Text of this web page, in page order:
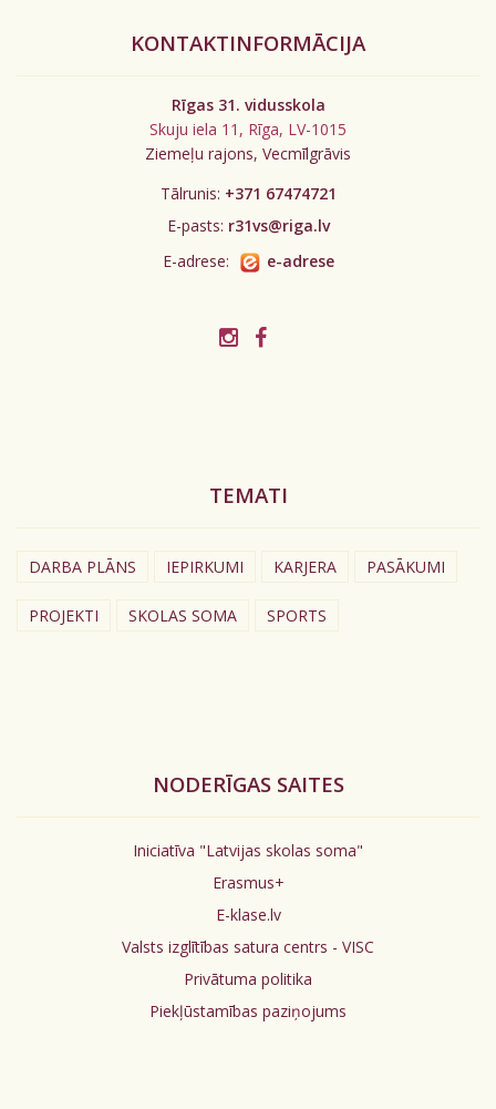
KONTAKTINFORMĀCIJA
Rīgas 31. vidusskola
Skuju iela 11, Rīga, LV-1015
Ziemeļu rajons, Vecmīlgrāvis
Tālrunis: +371 67474721
E-pasts: r31vs@riga.lv
E-adrese:
e-adrese
TEMATI
DARBA PLĀNS IEPIRKUMI KARJERA PASĀKUMI
PROJEKTI SKOLAS SOMA SPORTS
NODERĪGAS SAITES
Iniciatīva "Latvijas skolas soma"
Erasmus+
E-klase.lv
Valsts izglītības satura centrs - VISC
Privātuma politika
Piekļūstamības paziņojums